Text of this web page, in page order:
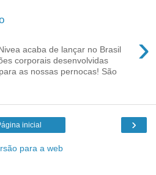
›
acaba de lançar no Brasil
corporais desenvolvidas
as nossas pernocas! São
›
inicial
para a web